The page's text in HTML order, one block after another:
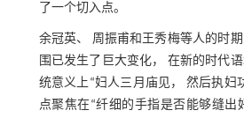
了一个切入点。
余冠英、 周振甫和王秀梅等人的时
围已发生了巨大变化， 在新的时代
统意义上“妇人三月庙见， 然后执妇
点聚焦在“纤细的手指是否能够缝出